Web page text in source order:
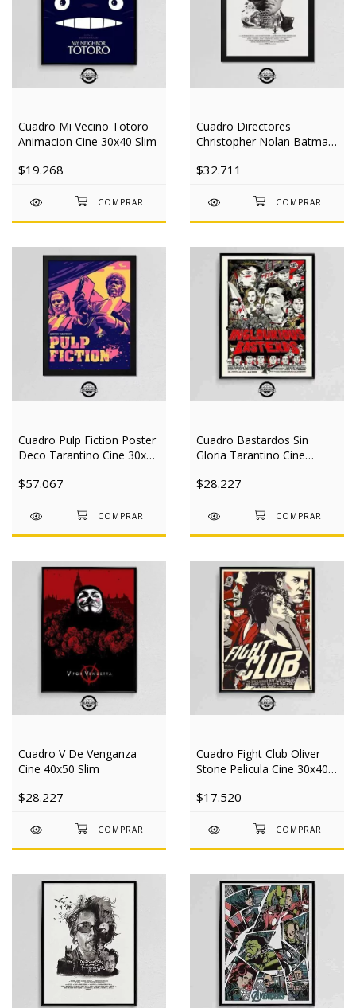
Cuadro Mi Vecino Totoro
Animacion Cine 30x40 Slim
$19.268
Cuadro Directores
Christopher Nolan Batman
$32.711
Cuadro Pulp Fiction Poster
Deco Tarantino Cine 30x40
$57.067
Cuadro Bastardos Sin
Gloria Tarantino Cine
$28.227
Cuadro V De Venganza
Cine 40x50 Slim
$28.227
Cuadro Fight Club Oliver
Stone Pelicula Cine 30x40
$17.520